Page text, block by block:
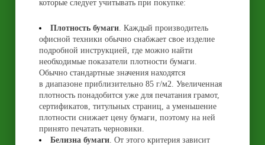
которые следует учитывать при покупке:
Плотность бумаги. Каждый производитель
офисной техники обычно снабжает свое изделие
подробной инструкцией, где можно найти
необходимые показатели плотности бумаги.
Обычно стандартные значения находятся
в диапазоне приблизительно 85 г/м2. Увеличенная
плотность понадобится уже для печатания грамот,
сертификатов, титульных страниц, а уменьшение
плотности снижает цену бумаги, поэтому на ней
принято печатать черновики.
Белизна бумаги. От этого критерия зависит